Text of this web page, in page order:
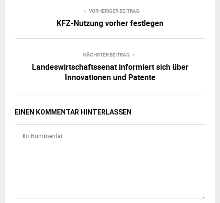
VORHERIGER BEITRAG
KFZ-Nutzung vorher festlegen
NÄCHSTER BEITRAG
Landeswirtschaftssenat informiert sich über
Innovationen und Patente
EINEN KOMMENTAR HINTERLASSEN